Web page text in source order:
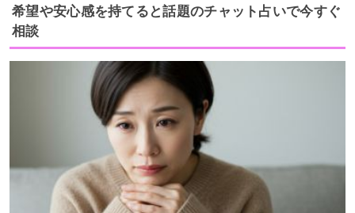
希望や安心感を持てると話題のチャット占いで今すぐ
相談